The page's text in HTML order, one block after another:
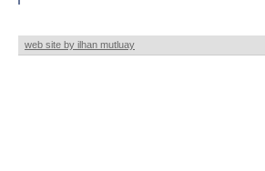
web site by ilhan mutluay